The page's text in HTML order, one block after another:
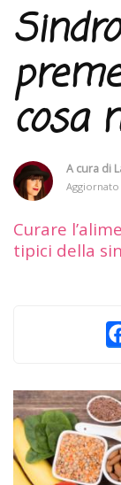
cosa
A cura di
Aggiornato
Curare
tipici della